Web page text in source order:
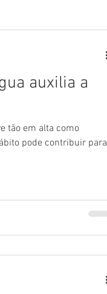
auxilia a
tão em alta como
pode contribuir para